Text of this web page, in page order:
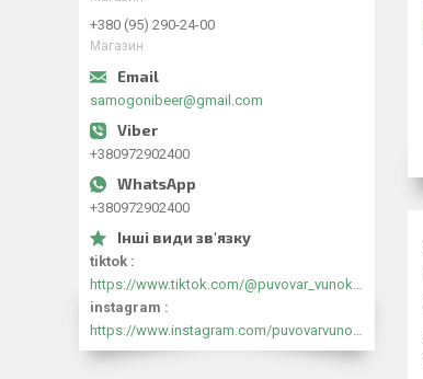
+380 (95) 290-24-00
Магазин
samogonibeer@gmail.com
+380972902400
+380972902400
tiktok
instagram